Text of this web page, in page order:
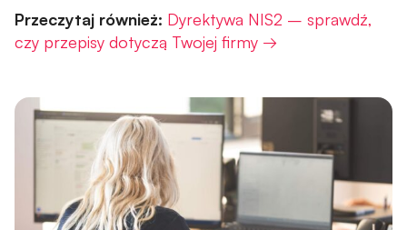
Przeczytaj również: Dyrektywa NIS2 – sprawdź,
czy przepisy dotyczą Twojej firmy →